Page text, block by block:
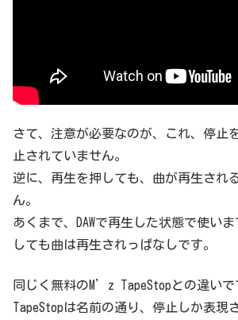
さて、注意が必要なのが、これ、停止
止されていません。
逆に、再生を押しても、曲が再生され
ん。
あくまで、DAWで再生した状態で使い
しても曲は再生されっぱなしです。
同じく無料のM’z TapeStopとの違い
TapeStopは名前の通り、停止しか表現